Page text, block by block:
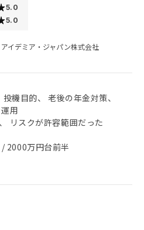
5.0
5.0
アイデミア・ジャパン株式会社
機目的、 老後の年金対策、
用
リスクが許容範囲だった
2000万円台前半